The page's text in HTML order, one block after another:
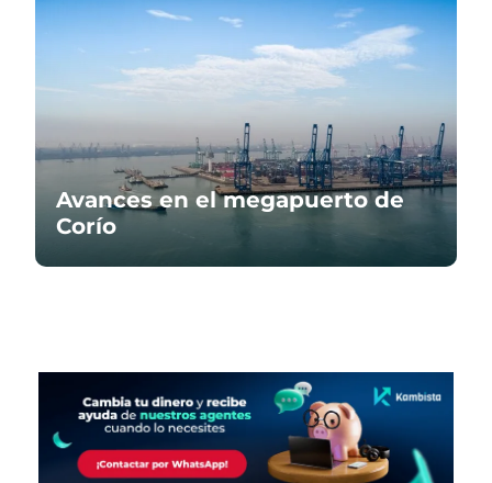
Avances en el megapuerto de
Corío